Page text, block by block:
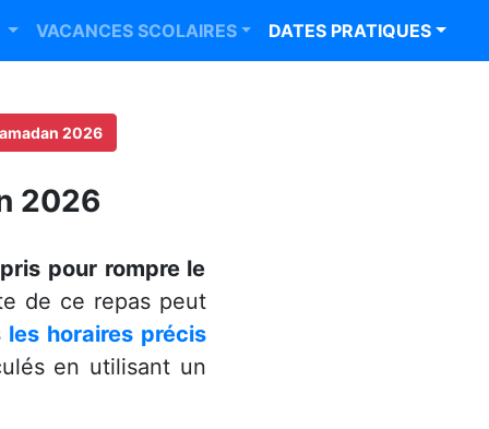
VACANCES SCOLAIRES DATES PRATIQUES
2026
2026
pour rompre le
de ce repas peut
horaires précis
en utilisant un